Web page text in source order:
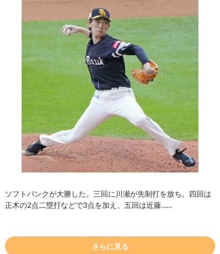
ソフトバンクが大勝した。三回に川瀬が先制打を放ち、四回は
正木の2点二塁打などで3点を加え、五回は近藤……
さらに見る